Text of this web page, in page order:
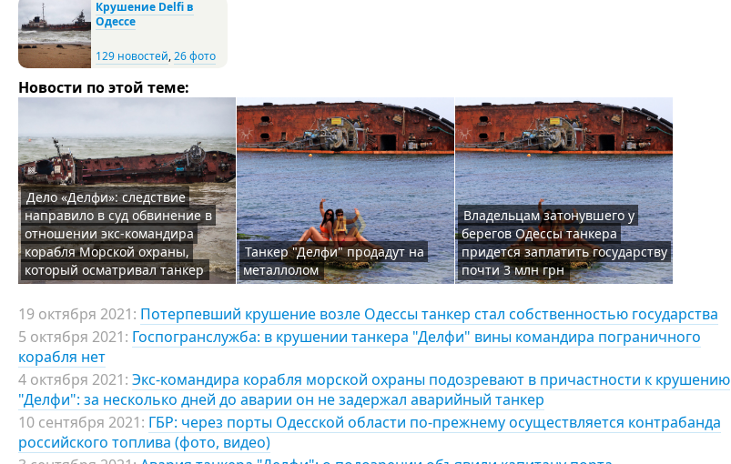
Крушение Delfi в
Одессе
129 новостей,26 фото
Новости по этой теме:
Дело «Делфи»: следствие
направило в суд обвинение в
отношении экс-командира
корабля Морской охраны,
который осматривал танкер
Танкер "Делфи" продадут на
металлолом
Владельцам затонувшего у
берегов Одессы танкера
придется заплатить государству
почти 3 млн грн
19 октября 2021: Потерпевший крушение возле Одессы танкер стал собственностью государства
5 октября 2021: Госпогранслужба: в крушении танкера "Делфи" вины командира пограничного
корабля нет
4 октября 2021: Экс-командира корабля морской охраны подозревают в причастности к крушению
"Делфи": за несколько дней до аварии он не задержал аварийный танкер
10 сентября 2021: ГБР: через порты Одесской области по-прежнему осуществляется контрабанда
российского топлива (фото, видео)